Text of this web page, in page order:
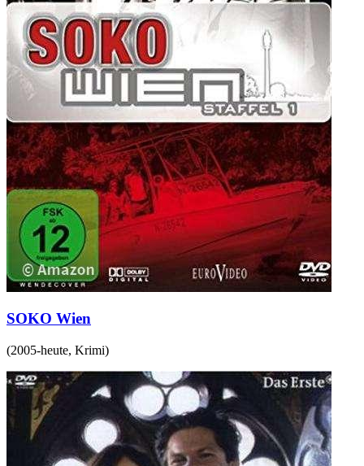
SOKO Wien
(2005-heute, Krimi)